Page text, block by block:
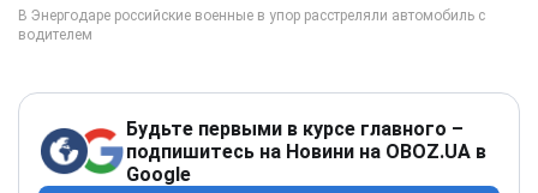
Будьте первыми в курсе главного –
подпишитесь на Новини на OBOZ.UA в
Google